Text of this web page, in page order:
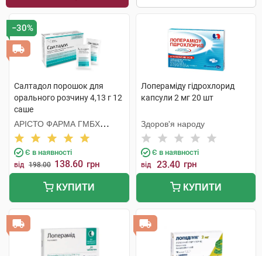
−30%
Салтадол порошок для
орального розчину 4,13 г 12
саше
АРІСТО ФАРМА ГМБХ
НІМЕЧЧИНА
Є в наявності
від 198.00 138.60 грн
КУПИТИ
Лопераміду гідрохлорид
капсули 2 мг 20 шт
Здоров'я народу
Є в наявності
від 23.40 грн
КУПИТИ